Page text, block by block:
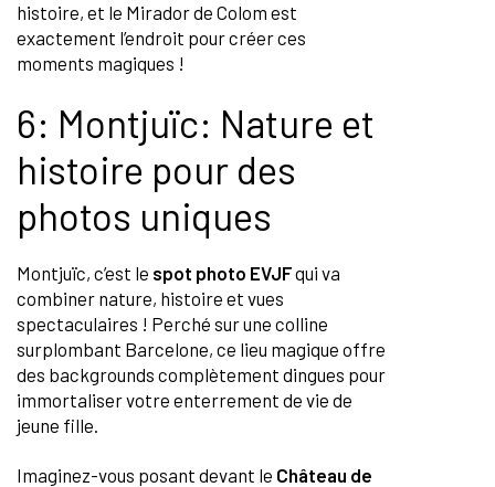
histoire, et le Mirador de Colom est
exactement l’endroit pour créer ces
moments magiques !
6: Montjuïc: Nature et
histoire pour des
photos uniques
Montjuïc, c’est le spot photo EVJFqui va
combiner nature, histoire et vues
spectaculaires ! Perché sur une colline
surplombant Barcelone, ce lieu magique offre
des backgrounds complètement dingues pour
immortaliser votre enterrement de vie de
jeune fille.
Imaginez-vous posant devant le Château de